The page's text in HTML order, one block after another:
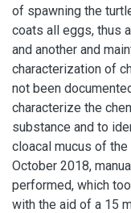
of spawning the
coats all eggs, thus
and another and
characterization of
not been
characterize the
substance and to
cloacal mucus of
October 2018,
performed, which
with the aid of a 15